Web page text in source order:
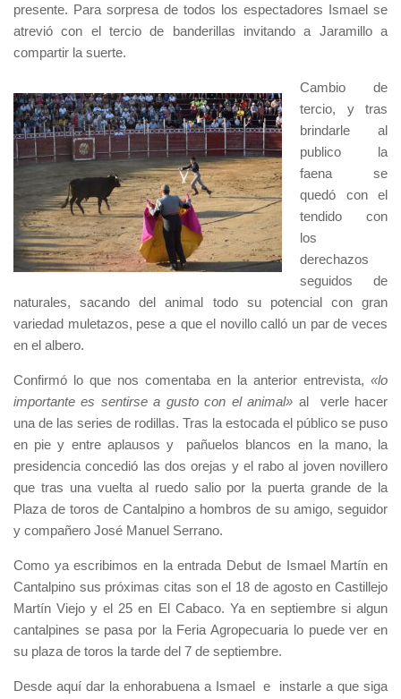
presente. Para sorpresa de todos los espectadores Ismael se
atrevió con el tercio de banderillas invitando a Jaramillo a
compartir la suerte.
Cambio de
tercio, y tras
brindarle al
publico la
faena se
quedó con el
tendido con
los
derechazos
seguidos de
naturales, sacando del animal todo su potencial con gran
variedad muletazos, pese a que el novillo calló un par de veces
en el albero.
Confirmó lo que nos comentaba en la anterior entrevista, «lo
importante es sentirse a gusto con el animal» al verle hacer
una de las series de rodillas. Tras la estocada el público se puso
en pie y entre aplausos y pañuelos blancos en la mano, la
presidencia concedió las dos orejas y el rabo al joven novillero
que tras una vuelta al ruedo salio por la puerta grande de la
Plaza de toros de Cantalpino a hombros de su amigo, seguidor
y compañero José Manuel Serrano.
Como ya escribimos en la entrada Debut de Ismael Martín en
Cantalpino sus próximas citas son el 18 de agosto en Castillejo
Martín Viejo y el 25 en El Cabaco. Ya en septiembre si algun
cantalpines se pasa por la Feria Agropecuaria lo puede ver en
su plaza de toros la tarde del 7 de septiembre.
Desde aquí dar la enhorabuena a Ismael e instarle a que siga